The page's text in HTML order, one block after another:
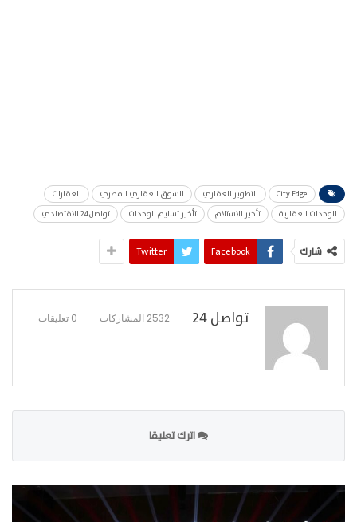
City Edge التطوير العقاري السوق العقاري المصري
العقارات
الوحدات العقارية
تأخير الاستلام تأخير تسليم الوحدات تواصل24 الاقتصادي
شارك Facebook
Twitter
تواصل 24 2532 المشاركات 0 تعليقات
اترك تعليقا